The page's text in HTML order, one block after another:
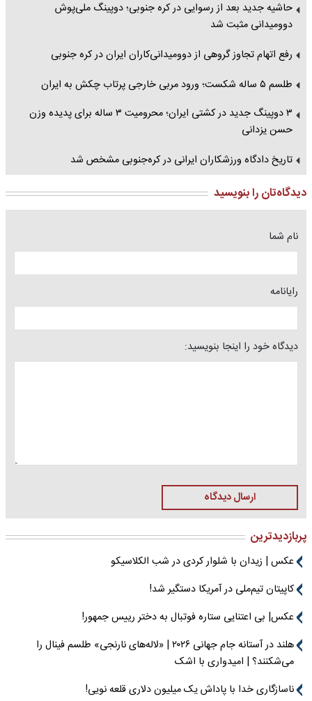
حاشیه جدید بعد از رسوایی در کره‌ جنوبی؛ دوپینگ ملی‌پوش
دوومیدانی مثبت شد
رفع اتهام تجاوز گروهی از دوومیدانی‌کاران ایران در کره جنوبی
طلسم ۵ ساله شکست؛ ورود مربی خارجی پرتاب چکش به ایران
۳ دوپینگ جدید در کشتی ایران؛ محرومیت ۳ ساله برای پدیده وزن
حسن یزدانی
تاریخ دادگاه ورزشکاران ایرانی در کره‌جنوبی مشخص شد
دیدگاه‌تان را بنویسید
نام شما
رایانامه
دیدگاه خود را اینجا بنویسید:
ارسال دیدگاه
پربازدیدترین
عکس | زیدان با شلوار کردی در شب الکلاسیکو
کاپیتان تیم‌ملی در آمریکا دستگیر شد!
عکس| بی اعتنایی ستاره فوتبال به دختر رییس جمهور!
هلند در آستانه جام جهانی ۲۰۲۶ | «لاله‌های نارنجی» طلسم فینال را
می‌شکنند؟ | امیدواری با اشک
ناسازگاری خدا با پاداش یک میلیون دلاری قلعه نویی!